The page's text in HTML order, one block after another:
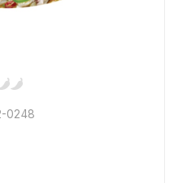
0248